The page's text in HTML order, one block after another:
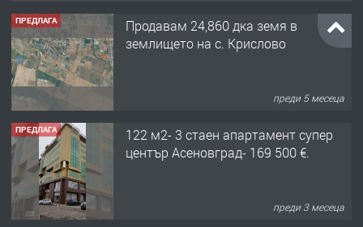
ПРЕДЛАГА
Продавам 24,860 дка земя в
землището на с. Крислово
преди 5 месеца
ПРЕДЛАГА
122 м2- 3 стаен апартамент супер
център Асеновград- 169 500 €.
преди 3 месеца